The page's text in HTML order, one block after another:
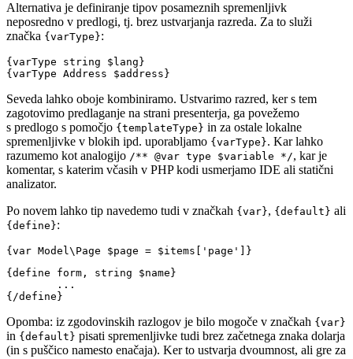
Alternativa je definiranje tipov posameznih spremenljivk
neposredno v predlogi, tj. brez ustvarjanja razreda. Za to služi
značka {varType}:
{varType string $lang}
Seveda lahko oboje kombiniramo. Ustvarimo razred, ker s tem
zagotovimo predlaganje na strani presenterja, ga povežemo
s predlogo s pomočjo {templateType} in za ostale lokalne
spremenljivke v blokih ipd. uporabljamo {varType}. Kar lahko
razumemo kot analogijo /** @var type $variable */, kar je
komentar, s katerim včasih v PHP kodi usmerjamo IDE ali statični
analizator.
Po novem lahko tip navedemo tudi v značkah {var}, {default} ali
{define}:
{define form, string $name}
Opomba: iz zgodovinskih razlogov je bilo mogoče v značkah {var}
in {default} pisati spremenljivke tudi brez začetnega znaka dolarja
(in s puščico namesto enačaja). Ker to ustvarja dvoumnost, ali gre za